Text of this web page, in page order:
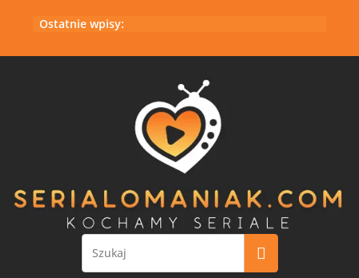
Ostatnie wpisy: